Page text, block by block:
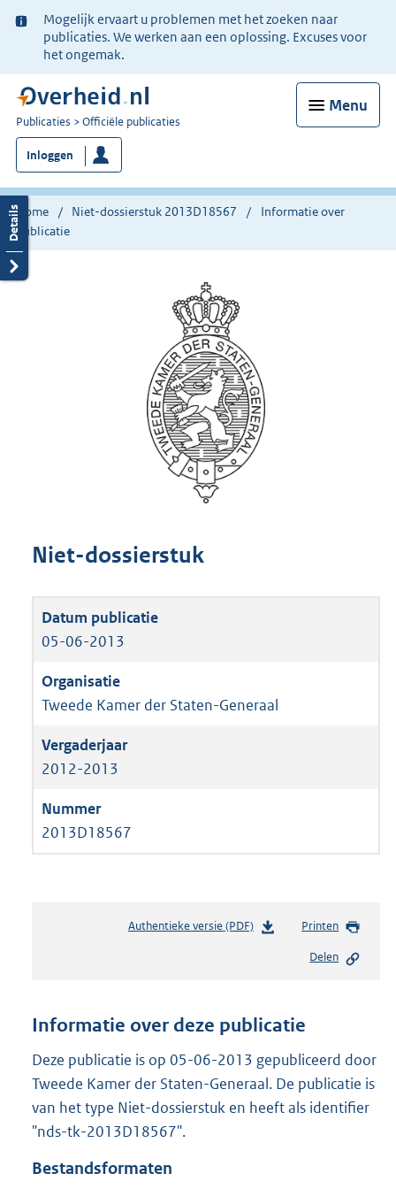
Ter
informatie:
Mogelijk ervaart u problemen met het zoeken naar
publicaties. We werken aan een oplossing. Excuses voor
het ongemak.
Menu
U
bent
nu
hier:
Publicaties Officiële publicaties
Inloggen
Home Niet-dossierstuk 2013D18567
Informatie over
publicatie
Niet-dossierstuk
05-06-2013
Tweede Kamer der Staten-Generaal
2012-2013
2013D18567
Authentieke versie (PDF)b
n
s
r
o
Printen
Delen
Informatie over deze publicatie
Deze publicatie is op 05-06-2013 gepubliceerd door
Tweede Kamer der Staten-Generaal. De publicatie is
van het type Niet-dossierstuk en heeft als identifier
"nds-tk-2013D18567".
Bestandsformaten